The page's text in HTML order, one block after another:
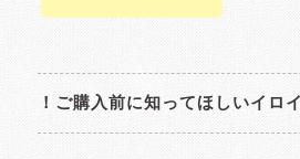
！ご購入前に知ってほしいイロ